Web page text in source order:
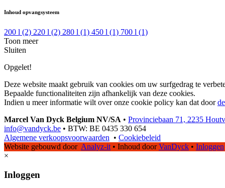
Inhoud opvangsysteem
200 l (2) 220 l (2) 280 l (1) 450 l (1) 700 l (1)
Toon meer
Sluiten
Opgelet!
Deze website maakt gebruik van cookies om uw surfgedrag te
Bepaalde functionaliteiten zijn afhankelijk van deze cookies.
Indien u meer informatie wilt over onze cookie policy kan dat door
Marcel Van Dyck Belgium NV/SA • Provinciebaan 71, 2235
info@vandyck.be • BTW: BE 0435 330 654
Algemene verkoopsvoorwaarden • Cookiebeleid
Website gebouwd door Analyz-it • Inhoud doorVanDyck • Inloggen
×
Inloggen